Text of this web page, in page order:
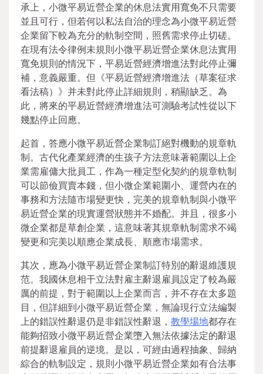
承上，小微平易近營企業的休息法實用寬免不只需要
並且可行，但若何以私法自治的理念為小微平易近營
企業留下較為充分的軌制空間，照舊需求停止切磋。
在現有法令律例未規則小微平易近營企業休息法實用
寬免規則的情況下，平易近營經濟增進法對此停止彌
補，意義嚴重。但《平易近營經濟增進法（草案征求
看法稿）》并未對此停止詳細規則，稍顯缺乏。為
此，將來的平易近營經濟增進法可測驗考試性從以下
幾點停止回應。
起首，答應小微平易近營企業制訂絕對機動的規章軌
制。古代化產業經濟的生孩子方法意味著範圍以上企
業需雇傭大批員工，作為一種定型化契約的規章軌制
可以節儉買賣本錢，但小微企業範圍小、運營內在的
事務和方法隨市場變更快，完美的規章軌制與小微平
易近營企業的現實運營狀態并不婚配。并且，很多小
微企業都是草創企業，這意味著其規章軌制需求不竭
變更和完美以順應企業成長、順應市場需求。
其次，應為小微平易近營企業制訂特別的辭退維護規
范。我國休息相干立法對雇主辭退雇員設定了較為嚴
厲的前提，對于範圍以上企業而言，并不存在太多題
目，但詳細到小微平易近營企業，無論現行立法編製
上的錯誤性辭退仍是非錯誤性辭退， 教學場地都存在
能夠招致小微平易近營企業墮入無法依據法定的辭退
前提辭退雇員的逆境。是以，可經由過程抽象、歸納
綜合的軌制設定，規則小微平易近營企業如有合法事